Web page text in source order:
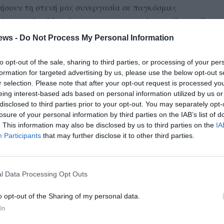
- Do Not Process My Personal Information
opt-out of the sale, sharing to third parties, or processing of your
for targeted advertising by us, please use the below opt-out
selection. Please note that after your opt-out request is processed
interest-based ads based on personal information utilized by us
to third parties prior to your opt-out. You may separately
of your personal information by third parties on the IAB’s list of
This information may also be disclosed by us to third parties on the
Participants that may further disclose it to other third parties.
Data Processing Opt Outs
opt-out of the Sharing of my personal data.
τη στενή μας συνεργασία σε παγκόσμιες
αλλαγής και της ενεργειακής ασφάλειας. Οι
μας προσπαθειών για την προώθηση της παγκόσμιας
μας στόχων για ειρήνη και ευημερία στην
τις δημοκρατικές αξίες και τους εμπορικούς και
λαούς και τις χώρες μας για ολόκληρες γενιές».
την επίσκεψη του πρωθυπουργού Κ. Μητσοτάκη στις
στις 16 Μαΐου
του πρωθυπουργού Κ. Μητσοτάκη στις ΗΠΑ και τη
Τζο Μπάιντεν.
Μητσοτάκης θα επισκεφθεί τον Λευκό Οίκο κατόπιν
Αμερικής, Τζο Μπάιντεν », αναφέρει η
του πρωθυπουργού.